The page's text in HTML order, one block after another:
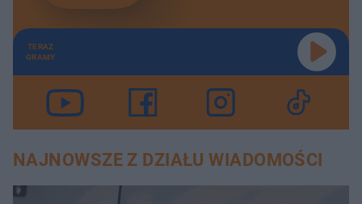
TERAZ
GRAMY
NAJNOWSZE Z DZIAŁU WIADOMOŚCI